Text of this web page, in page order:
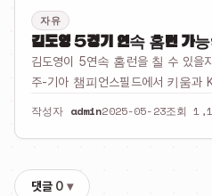
자유
김도영 5경기 연속 홈런 가능
김도영이 5연속 홈런을 칠 수 있을
주-기아 챔피언스필드에서 키움과
기는 평…
작성자 admin2025-05-23조회
댓글 0